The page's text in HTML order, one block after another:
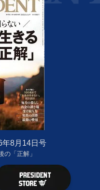
年8月14日号
の「正解」